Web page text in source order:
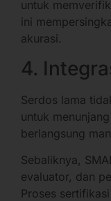
untuk
ini
akurasi.
4.
Serdos lama
untuk
berlangsung
Sebaliknya,
evaluator, dan
Proses